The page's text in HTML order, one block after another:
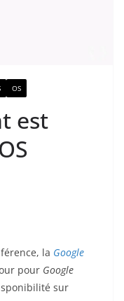
OS
est
la Google
pour Google
sur